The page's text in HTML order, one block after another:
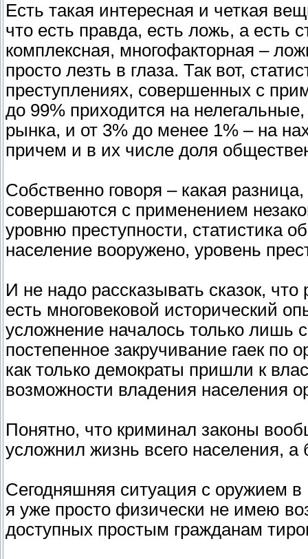
Есть такая интересная и четкая
что есть правда, есть ложь, а есть
комплексная, многофакторная –
просто лезть в глаза. Так вот,
преступлениях, совершенных с
до 99% приходится на
рынка, и от 3% до менее 1% – на
причем и в их числе доля
Собственно говоря – какая
совершаются с применением
уровню преступности, статистика
население вооружено, уровень
И не надо рассказывать сказок,
есть многовековой исторический
усложнение началось только лишь
постепенное закручивание гаек по
как только демократы пришли к
возможности владения населения
Понятно, что криминал законы
усложнил жизнь всего населения, а
Сегодняшняя ситуация с оружием
я уже просто физически не имею
доступных простым гражданам